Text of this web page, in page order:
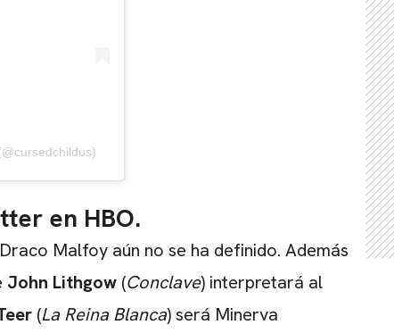
en HBO.
Malfoy aún no se ha definido. Además
John Lithgow (Conclave) interpretará al
(La Reina Blanca) será Minerva